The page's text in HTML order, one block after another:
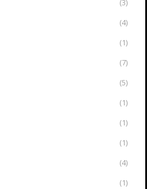
(3)
(4)
(1)
(7)
(5)
(1)
(1)
(1)
(4)
(1)